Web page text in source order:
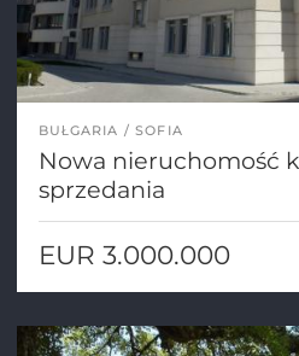
BUŁGARIA SOFIA
Nowa nieruchomość
sprzedania
EUR 3.000.000